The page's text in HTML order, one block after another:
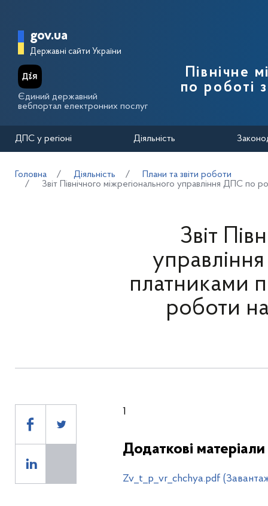
Головна сторінка Державної
gov.ua
Державні сайти України
Єдиний державний
вебпортал електронних послуг
Північне
по роботі
ДПС у регіоні Діяльність
Головна Діяльність
Плани та звіти роботи
Звіт Північного міжрегіонального управління ДПС по
Звіт
платниками
роботи
1
Додаткові матеріали
Zv_t_p_vr_chchya.pdf